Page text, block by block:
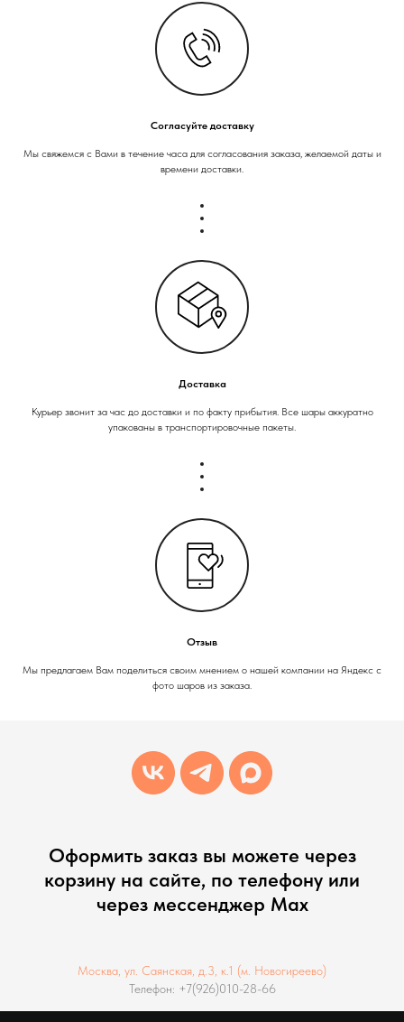
Согласуйте доставку
Мы свяжемся с Вами в течение часа для согласования заказа, желаемой даты и
времени доставки.
Доставка
Курьер звонит за час до доставки и по факту прибытия. Все шары аккуратно
упакованы в транспортировочные пакеты.
Отзыв
Мы предлагаем Вам поделиться своим мнением о нашей компании на Яндекс с
фото шаров из заказа.
Оформить заказ вы можете через
корзину на сайте, по телефону или
через мессенджер Max
Москва, ул. Саянская, д.3, к.1 (м. Новогиреево)
Телефон: +7(926)010-28-66